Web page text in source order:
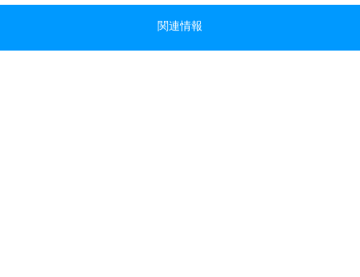
関連情報